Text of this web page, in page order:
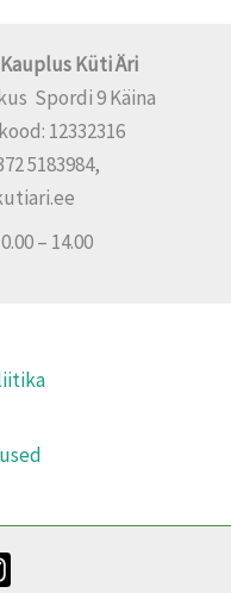
Küti Äri
Spordi 9 Käina
12332316
5183984,
– 14.00